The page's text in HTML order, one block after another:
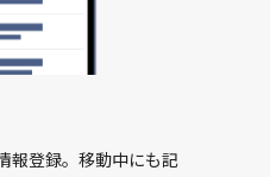
報登録。移動中にも記